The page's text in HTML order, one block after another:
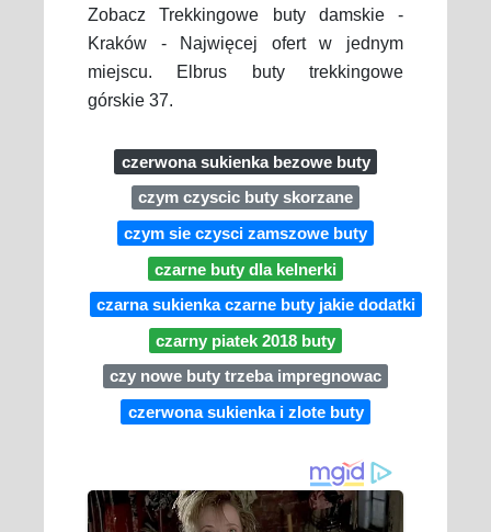
Zobacz Trekkingowe buty damskie -
Kraków - Najwięcej ofert w jednym
miejscu. Elbrus buty trekkingowe
górskie 37.
czerwona sukienka bezowe buty
czym czyscic buty skorzane
czym sie czysci zamszowe buty
czarne buty dla kelnerki
czarna sukienka czarne buty jakie dodatki
czarny piatek 2018 buty
czy nowe buty trzeba impregnowac
czerwona sukienka i zlote buty